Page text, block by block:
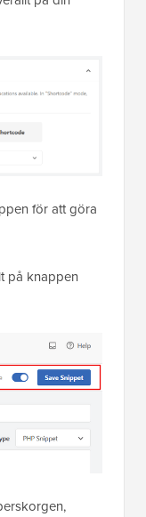
för att göra
på knappen